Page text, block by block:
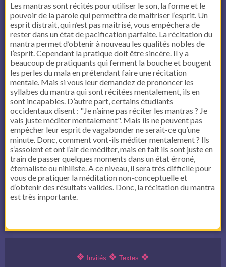
Les mantras sont récités pour utiliser le son, la forme et le
pouvoir de la parole qui permettra de maitriser l’esprit. Un
esprit distrait, qui n’est pas maîtrisé, vous empêchera de
rester dans un état de pacification parfaite. La récitation du
mantra permet d’obtenir à nouveau les qualités nobles de
l’esprit. Cependant la pratique doit être sincère. Il y a
beaucoup de pratiquants qui ferment la bouche et bougent
les perles du mala en prétendant faire une récitation
mentale. Mais si vous leur demandez de prononcer les
syllabes du mantra qui sont récitées mentalement, ils en
sont incapables. D’autre part, certains étudiants
occidentaux disent : "Je n’aime pas réciter les mantras ? Je
vais juste méditer mentalement". Mais ils ne peuvent pas
empêcher leur esprit de vagabonder ne serait-ce qu’une
minute. Donc, comment vont-ils méditer mentalement ? Ils
s’assoient et ont l’air de méditer, mais en fait ils sont juste en
train de passer quelques moments dans un état érroné,
éternaliste ou nihiliste. A ce niveau, il sera très difficile pour
vous de pratiquer la méditation non-conceptuelle et
d’obtenir des résultats valides. Donc, la récitation du mantra
est très importante.
❖ Invités ❖Textes ❖